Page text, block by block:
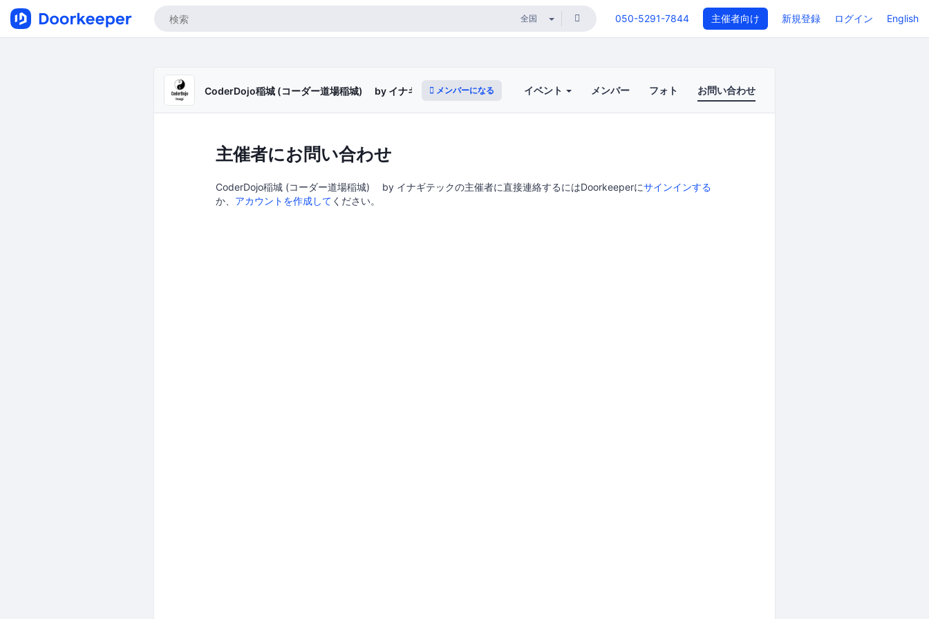
050-5291-7844 主催者向け 新規登録 ログイン English
CoderDojo稲城 (コーダー道場稲城) by イナギテックメンバーになる イベント メンバー フォト お問い合わせ
主催者にお問い合わせ
CoderDojo稲城 (コーダー道場稲城) by イナギテックの主催者に直接連絡するにはDoorkeeperにサインインする
か、 アカウントを作成して ください。